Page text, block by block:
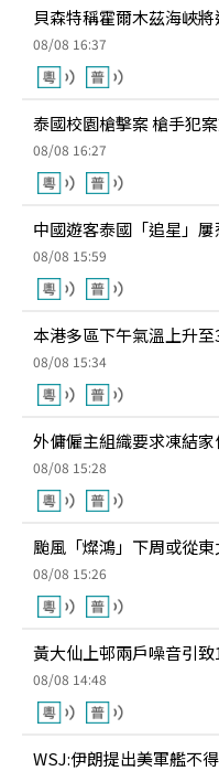
貝森特稱霍爾木茲海峽
08/08 16:37
泰國校園槍擊案 槍手犯
08/08 16:27
中國遊客泰國「追星」
08/08 15:59
本港多區下午氣溫上升
08/08 15:34
外傭僱主組織要求凍結
08/08 15:28
颱風「燦鴻」下周或從
08/08 15:26
黃大仙上邨兩戶噪音引
08/08 14:48
WSJ:伊朗提出美軍艦不